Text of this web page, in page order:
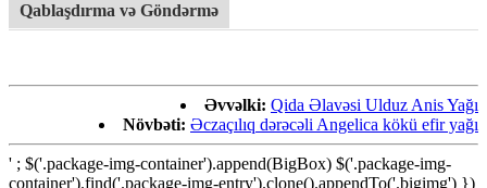
Qablaşdırma və Göndərmə
Əvvəlki: Qida Əlavəsi Ulduz Anis Yağı
Növbəti: Əczaçılıq dərəcəli Angelica kökü efir yağı
' ; $('.package-img-container').append(BigBox) $('.package-img-
container').find('.package-img-entry').clone().appendTo('.bigimg') })